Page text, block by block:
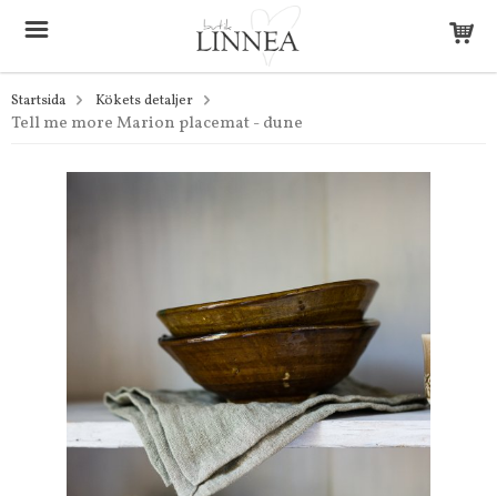
Startsida Kökets detaljer
Tell me more Marion placemat - dune